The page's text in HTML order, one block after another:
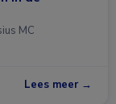
MC
Lees meer →